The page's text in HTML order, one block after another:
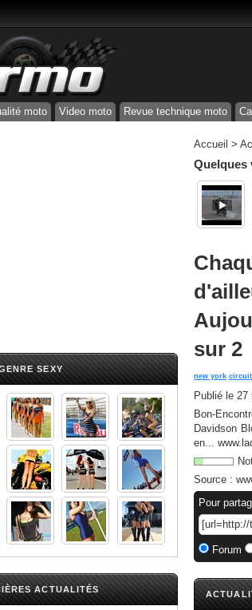
moto Video moto Revue technique moto
SEXY
ACTUALITÉS
Accueil >
Quelques
sur 2
new york circuit
Publié le 27
Bon-
Davidson
en...
Source :
Pour
Forum